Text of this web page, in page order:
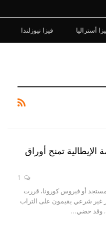
أستراليا فيزا نيوزلندا
الإيطالية تمنح أوراق
المتسارعة الناتجة عن انتشار وباء كوفيد 19 المستجد أو فيروس كورونا، قررت
القانونية لأزيد من 200 ألف مهاجر غير شرعي يقيمون على التراب
وقد حضي…